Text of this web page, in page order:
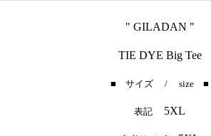
" GILADAN "
TIE DYE Big Tee
■ サイズ / size ■
表記 5XL